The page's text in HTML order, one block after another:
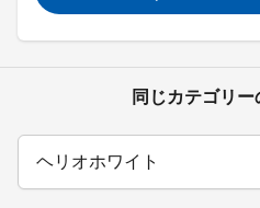
同じカテゴリ
ヘリオホワイト